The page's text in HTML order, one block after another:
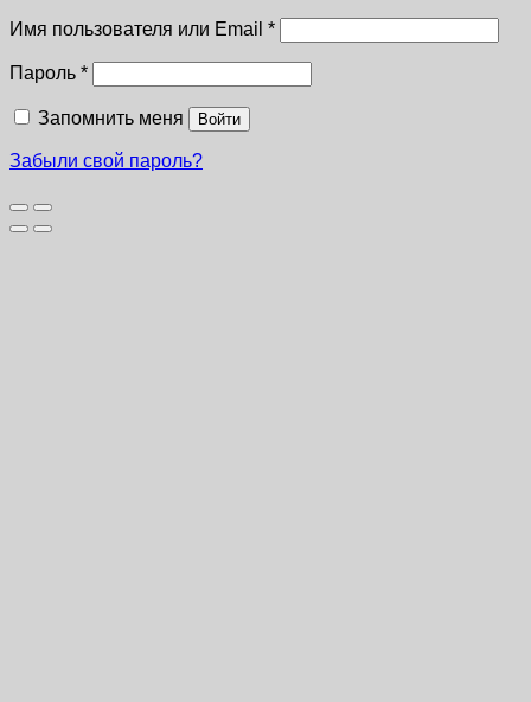
Имя пользователя или Email *
Пароль *
Запомнить меня Войти
Забыли свой пароль?